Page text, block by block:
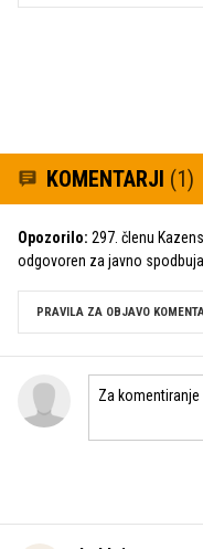
KOMENTARJI (1)
Opozorilo: 297. členu
odgovoren za javno
PRAVILA ZA OBJAVO